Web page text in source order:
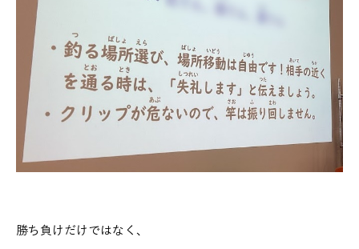
勝ち負けだけではなく、